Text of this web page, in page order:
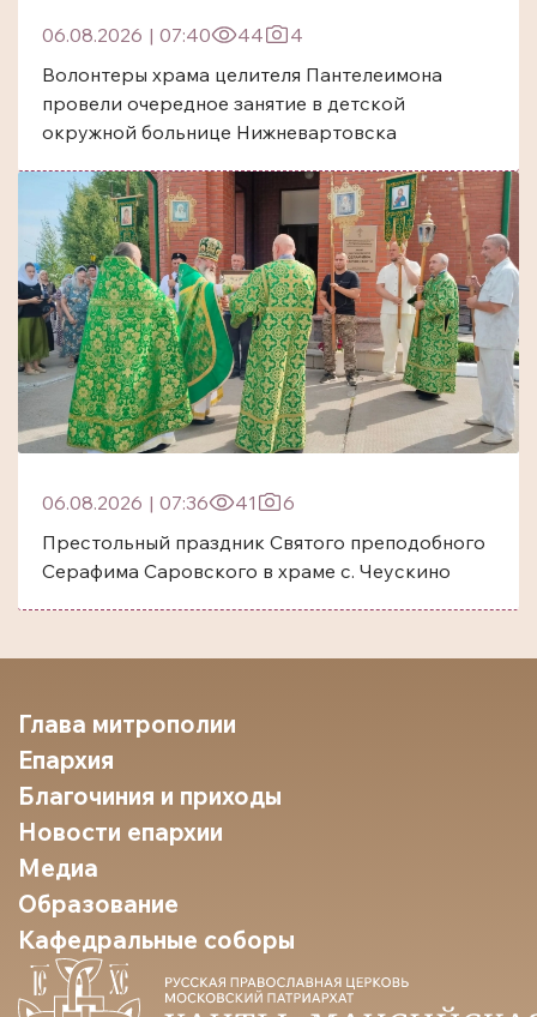
06.08.2026 | 07:40 44
4
Волонтеры храма целителя Пантелеимона
провели очередное занятие в детской
окружной больнице Нижневартовска
06.08.2026 | 07:36 41
6
Престольный праздник Святого преподобного
Серафима Саровского в храме с. Чеускино
Глава митрополии
Епархия
Благочиния и приходы
Новости епархии
Медиа
Образование
Кафедральные соборы